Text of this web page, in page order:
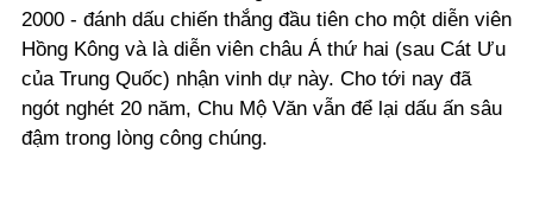
2000 - đánh dấu chiến thắng đầu tiên cho một diễn viên
Hồng Kông và là diễn viên châu Á thứ hai (sau Cát Ưu
của Trung Quốc) nhận vinh dự này. Cho tới nay đã
ngót nghét 20 năm, Chu Mộ Văn vẫn để lại dấu ấn sâu
đậm trong lòng công chúng.